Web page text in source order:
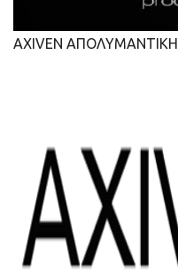
AXIVEN ΑΠΟΛΥΜΑΝΤΙΚΗ